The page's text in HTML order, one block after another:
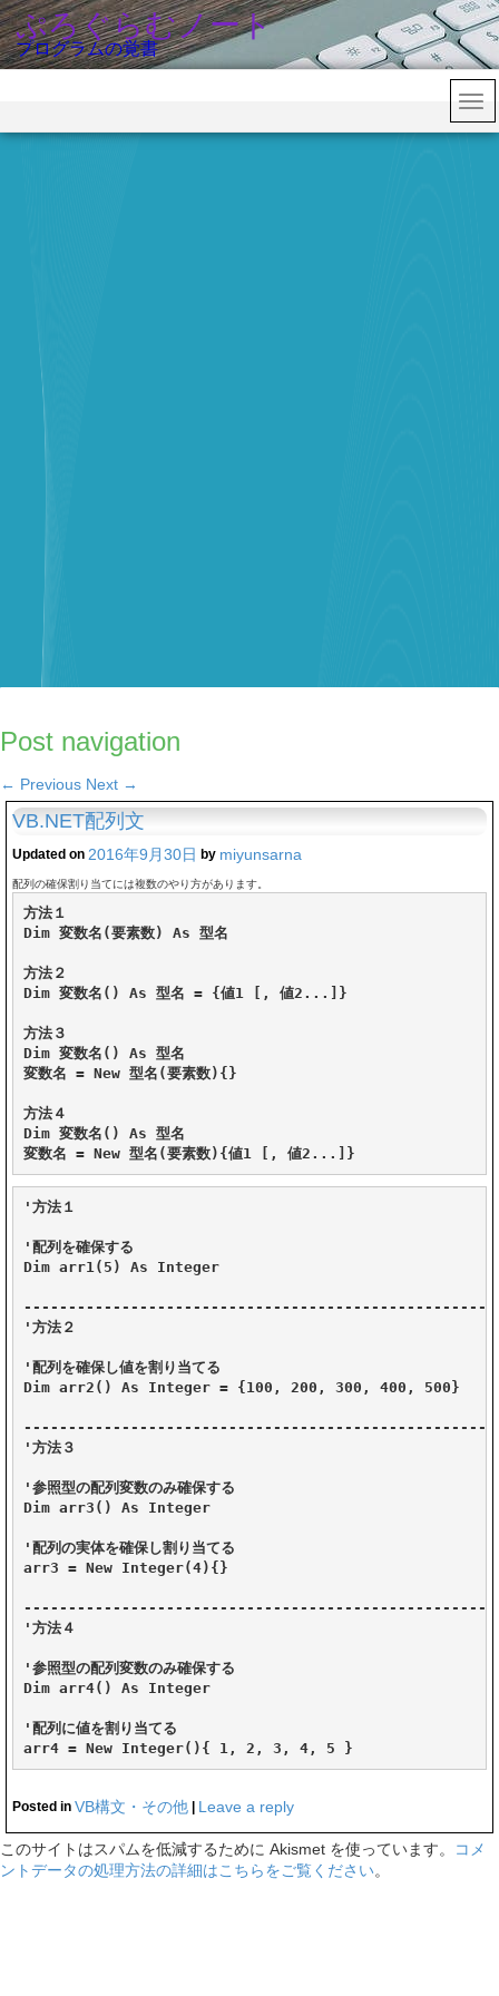
ぷろぐらむノート
プログラムの覚書
Post navigation
← Previous Next →
VB.NET配列文
Updated on 2016年9月30日 by miyunsarna
配列の確保割り当てには複数のやり方があります。
方法１
Dim 変数名(要素数) As 型名
方法２
Dim 変数名() As 型名 = {値1 [, 値2...]}
方法３
Dim 変数名() As 型名
変数名 = New 型名(要素数){}
方法４
Dim 変数名() As 型名
'方法１
'配列を確保する
Dim arr1(5) As Integer
'方法２
'配列を確保し値を割り当てる
Dim arr2() As Integer = {100, 200, 300, 400, 500}
'方法３
'参照型の配列変数のみ確保する
Dim arr3() As Integer
'配列の実体を確保し割り当てる
arr3 = New Integer(4){}
'方法４
'参照型の配列変数のみ確保する
Dim arr4() As Integer
'配列に値を割り当てる
Posted in VB構文・その他 | Leave a reply
このサイトはスパムを低減するために Akismet を使っています。
コメ
ントデータの処理方法の詳細はこちらをご覧ください。